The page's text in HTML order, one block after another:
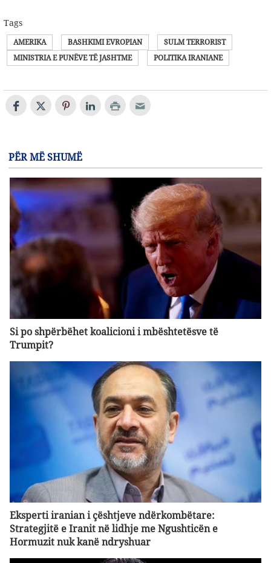
Tags
AMERIKA BASHKIMI EVROPIAN
SULM TERRORIST
MINISTRIA E PUNËVE TË JASHTME
POLITIKA IRANIANE
PËR MË SHUMË
Si po shpërbëhet koalicioni i mbështetësve të
Trumpit?
Eksperti iranian i çështjeve ndërkombëtare:
Strategjitë e Iranit në lidhje me Ngushticën e
Hormuzit nuk kanë ndryshuar